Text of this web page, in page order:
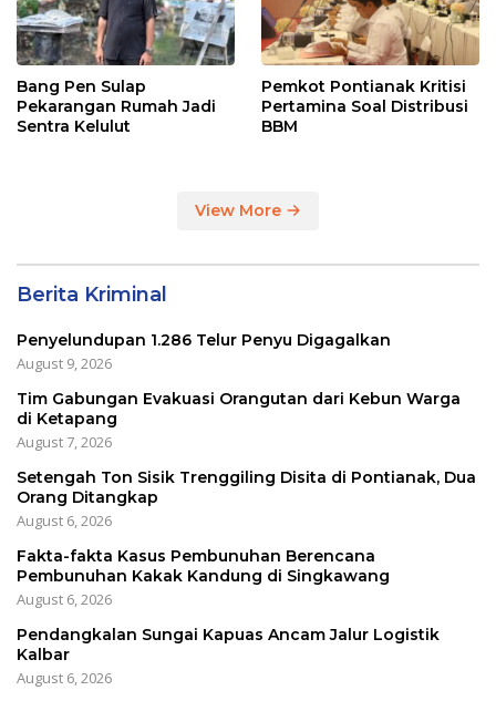
Bang Pen Sulap
Pekarangan Rumah Jadi
Sentra Kelulut
Pemkot Pontianak Kritisi
Pertamina Soal Distribusi
BBM
View More
Berita Kriminal
Penyelundupan 1.286 Telur Penyu Digagalkan
August 9, 2026
Tim Gabungan Evakuasi Orangutan dari Kebun Warga
di Ketapang
August 7, 2026
Setengah Ton Sisik Trenggiling Disita di Pontianak, Dua
Orang Ditangkap
August 6, 2026
Fakta-fakta Kasus Pembunuhan Berencana
Pembunuhan Kakak Kandung di Singkawang
August 6, 2026
Pendangkalan Sungai Kapuas Ancam Jalur Logistik
Kalbar
August 6, 2026